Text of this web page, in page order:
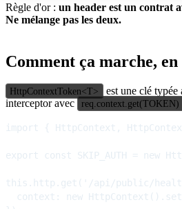
Règle d'or : un header est un contrat
Ne mélange pas les deux.
Comment ça marche, en
HttpContextToken<T>
est une clé
interceptor avec
req.context.get(TOKEN)
import { HttpContext,
export const SKIP_AUTH = new
this.http.get('/api/public/
context: new